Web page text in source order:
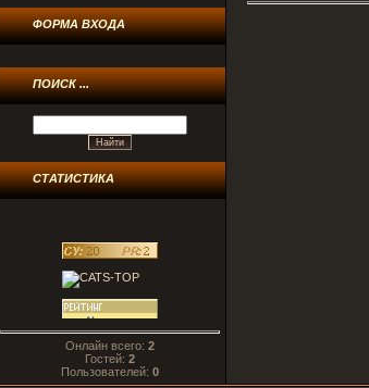
ФОРМА ВХОДА
ПОИСК ...
СТАТИСТИКА
Онлайн всего: 2
Гостей: 2
Пользователей: 0